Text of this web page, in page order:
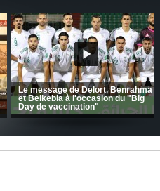
de matchs"
12:39 - 2022/11/06
Real : Les dirigeants veulent
départ d'Hazard cet hiver
(Coupe de la CAF) Nkana FC 1 -
CRB 0